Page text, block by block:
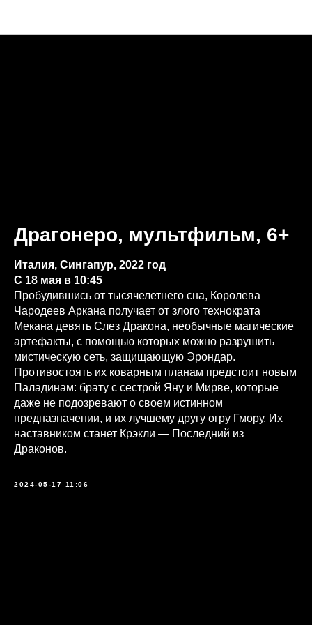
Драгонеро, мультфильм, 6+
Италия, Сингапур, 2022 год
С 18 мая в 10:45
Пробудившись от тысячелетнего сна, Королева
Чародеев Аркана получает от злого технократа
Мекана девять Слез Дракона, необычные магические
артефакты, с помощью которых можно разрушить
мистическую сеть, защищающую Эрондар.
Противостоять их коварным планам предстоит новым
Паладинам: брату с сестрой Яну и Мирве, которые
даже не подозревают о своем истинном
предназначении, и их лучшему другу огру Гмору. Их
наставником станет Крэкли — Последний из
Драконов.
2024-05-17 11:06